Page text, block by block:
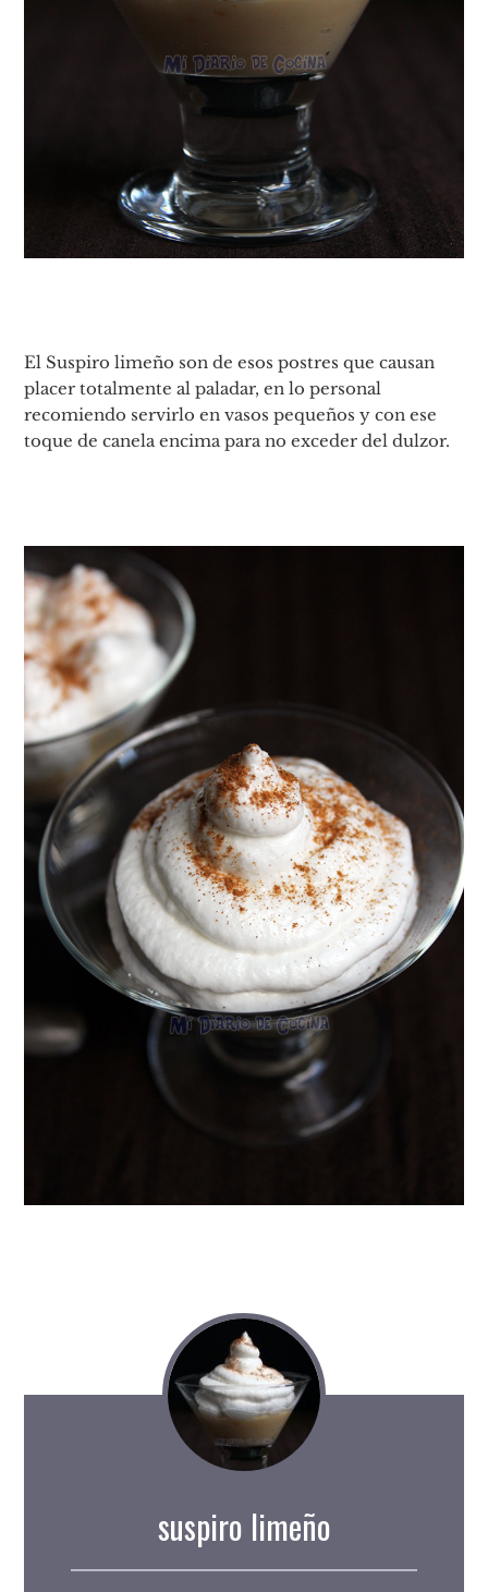
El Suspiro limeño son de esos postres que causan
placer totalmente al paladar, en lo personal
recomiendo servirlo en vasos pequeños y con ese
toque de canela encima para no exceder del dulzor.
suspiro limeño